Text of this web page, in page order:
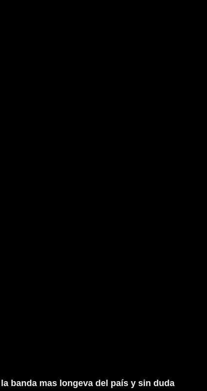
banda mas longeva del país y sin duda